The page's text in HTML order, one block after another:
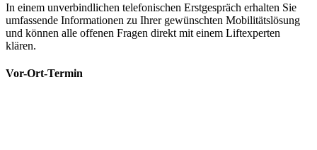
In einem unverbindlichen telefonischen Erstgespräch erhalten Sie
umfassende Informationen zu Ihrer gewünschten Mobilitätslösung
und können alle offenen Fragen direkt mit einem Liftexperten
klären.
Vor-Ort-Termin